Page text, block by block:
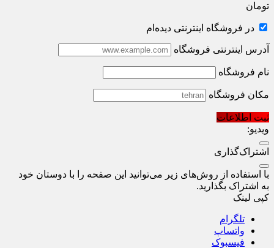
تومان
در فروشگاه اینترنتی دیده‌ام
آدرس اینترنتی فروشگاه
نام فروشگاه
مکان فروشگاه
ثبت اطلاعات
ویدیو:
اشتراک‌گذاری
با استفاده از روش‌های زیر می‌توانید این صفحه را با دوستان خود
به اشتراک بگذارید.
کپی لینک
تلگرام
واتساپ
فیسبوک